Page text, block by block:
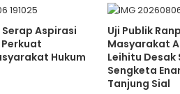
Serap Aspirasi
Hukum
Uji Publik
Masyarakat
Leihitu Desak
Sengketa
Tanjung Sial